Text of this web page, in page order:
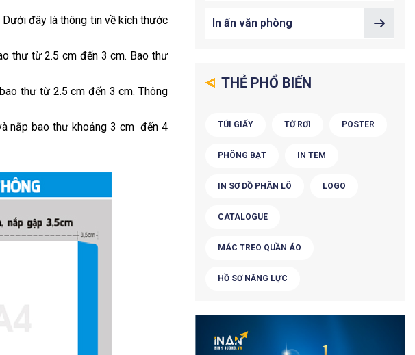
đây là thông tin về kích thước
thư từ 2.5 cm đến 3 cm. Bao thư
thư từ 2.5 cm đến 3 cm. Thông
nắp bao thư khoảng 3 cm đến 4
In ấn văn phòng
THẺ PHỔ BIẾN
TÚI GIẤY TỜ RƠI POSTER
PHÔNG BẠT IN TEM
IN SƠ DỒ PHÂN LÔ LOGO
CATALOGUE
MÁC TREO QUẦN ÁO
HỒ SƠ NĂNG LỰC